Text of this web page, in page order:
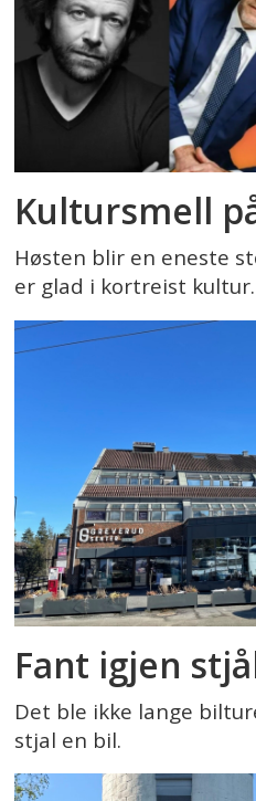
Kultursmell
Høsten blir en eneste
er glad i kortreist kultur.
Fant igjen
Det ble ikke lange
stjal en bil.